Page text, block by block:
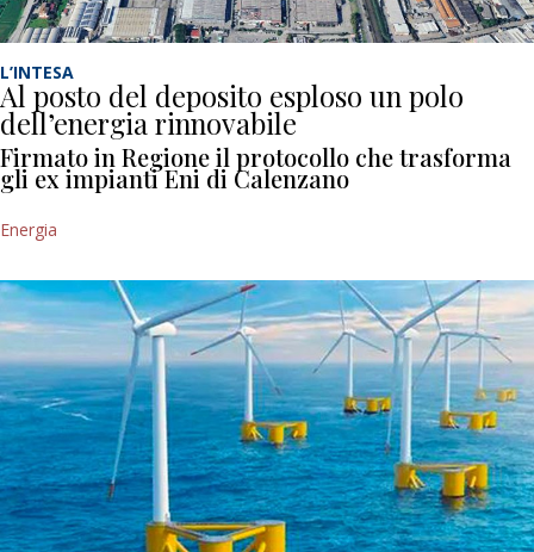
L’INTESA
Al posto del deposito esploso un polo
dell’energia rinnovabile
Firmato in Regione il protocollo che trasforma
gli ex impianti Eni di Calenzano
Energia